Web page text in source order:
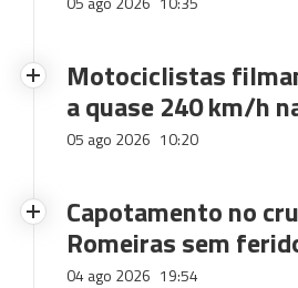
Motociclistas
a quase 240 km/h
05 ago 2026 10:20
Capotamento no
Romeiras sem
04 ago 2026 19:54